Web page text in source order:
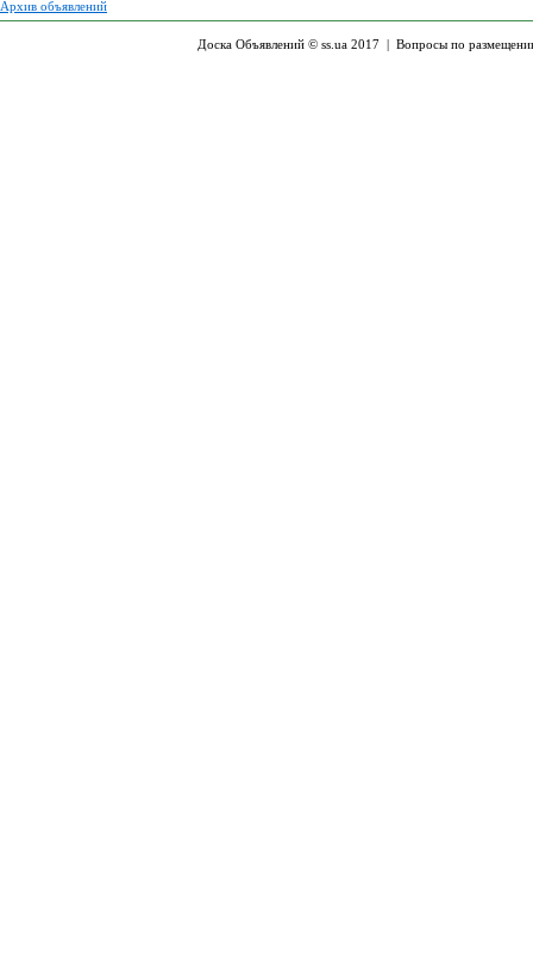
Архив объявлений
Доска Объявлений © ss.ua 2017 | Вопросы по